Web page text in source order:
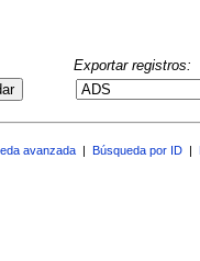
Exportar registros:
avanzada Búsqueda por ID